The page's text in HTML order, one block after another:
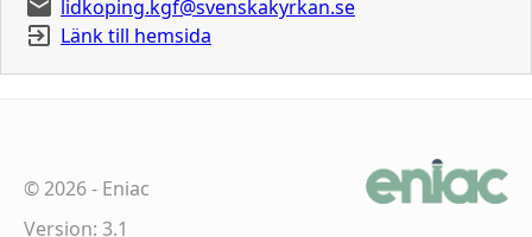
lidkoping.kgf@svenskakyrkan.se
Länk till hemsida
©2026- Eniac
Version: 3.1